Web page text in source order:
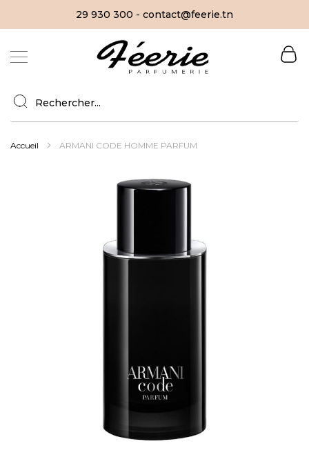
29 930 300 - contact@feerie.tn
contenu
Accueil ARMANI CODE HOMME PARFUM